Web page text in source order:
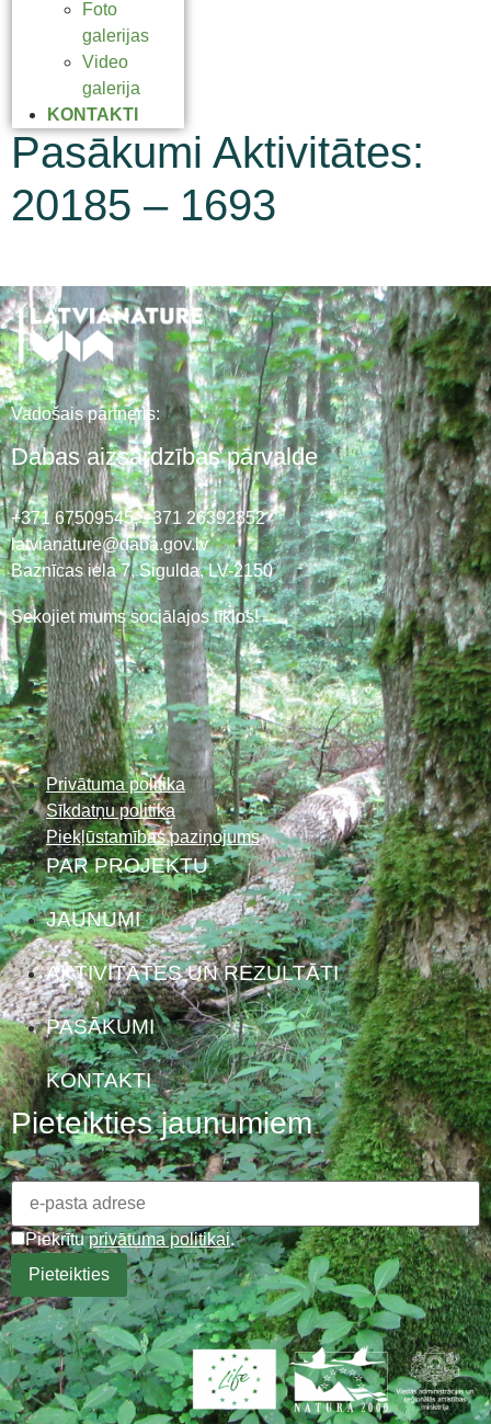
Foto
galerijas
Video
galerija
KONTAKTI
Pasākumi Aktivitātes:
20185 – 1693
Vadošais partneris:
Dabas aizsardzības pārvalde
+371 67509545,+371 26392352
latvianature@daba.gov.lv
Baznīcas iela 7, Sigulda, LV-2150
Sekojiet mums sociālajos tīklos!
Privātuma politika
Sīkdatņu politika
Piekļūstamības paziņojums
PAR PROJEKTU
JAUNUMI
AKTIVITĀTES UN REZULTĀTI
PASĀKUMI
KONTAKTI
Pieteikties jaunumiem
Piekrītuprivātuma politikai.